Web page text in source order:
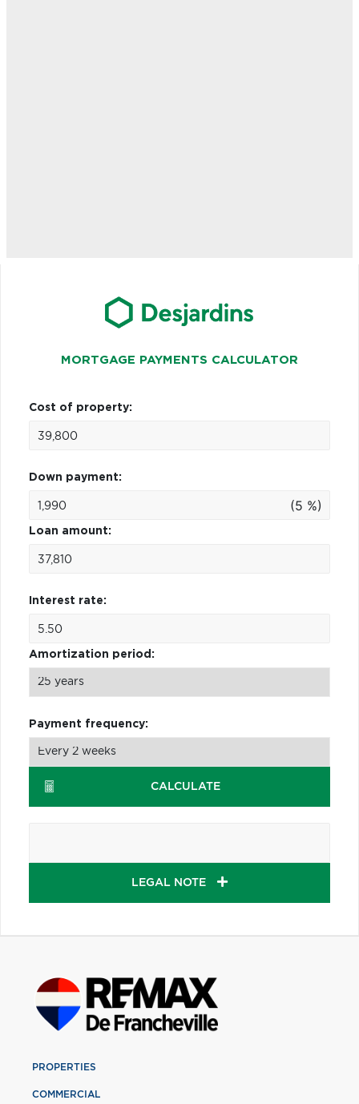
MORTGAGE PAYMENTS CALCULATOR
Cost of property:
Down payment:
(5 %)
Loan amount:
Interest rate:
Amortization period:
Payment frequency:
CALCULATE
LEGAL NOTE
PROPERTIES
COMMERCIAL